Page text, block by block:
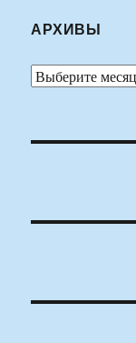
АРХИВЫ
Архивы